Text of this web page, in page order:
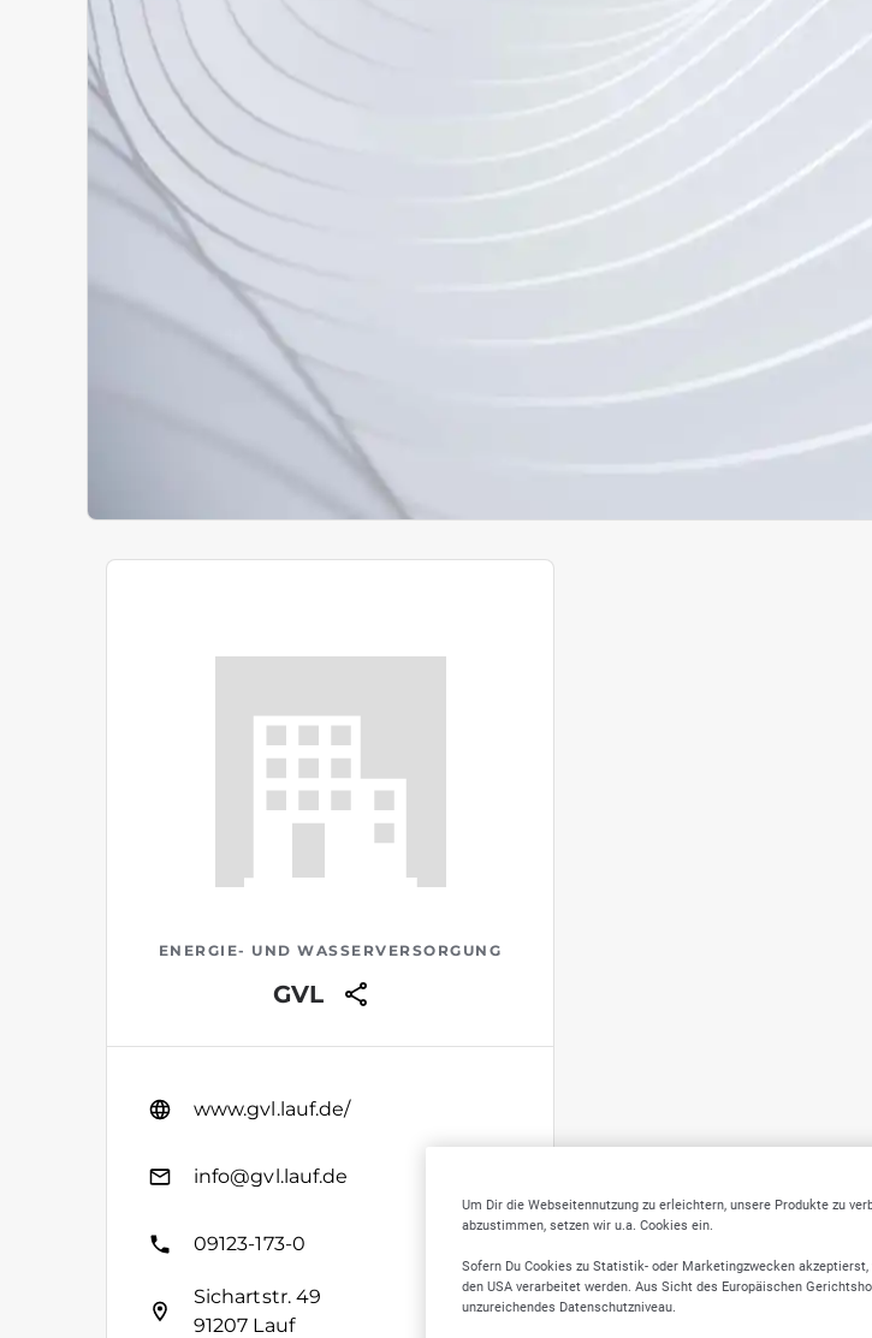
ENERGIE- UND WASSERVERSORGUNG
GVL
www.gvl.lauf.de/
info@gvl.lauf.de
09123-173-0
Sichartstr. 49
91207 Lauf
Um Dir die Webseitennutzung zu erleichtern, unsere Produkte zu
abzustimmen, setzen wir u.a. Cookies ein.
Sofern Du Cookies zu Statistik- oder Marketingzwecken
den USA verarbeitet werden. Aus Sicht des Europäischen
unzureichendes Datenschutzniveau.